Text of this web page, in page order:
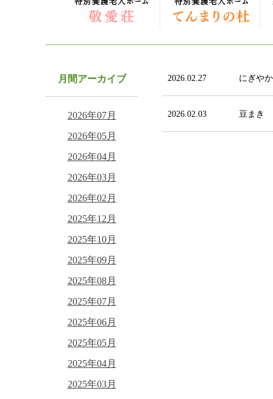
月間アーカイブ
2026年07月
2026年05月
2026年04月
2026年03月
2026年02月
2025年12月
2025年10月
2025年09月
2025年08月
2025年07月
2025年06月
2025年05月
2025年04月
2025年03月
2026.02.27 にぎや
2026.02.03 豆まき